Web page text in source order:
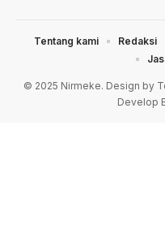
© 2025 Nirmeke. Design by
Develop
Tentang kami Redaksi